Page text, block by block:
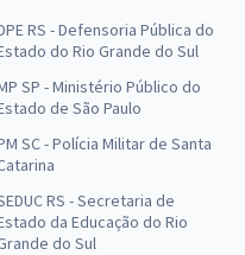
RS - Defensoria Pública do
do Rio Grande do Sul
SP - Ministério Público do
de São Paulo
SC - Polícia Militar de Santa
RS - Secretaria de
da Educação do Rio
do Sul